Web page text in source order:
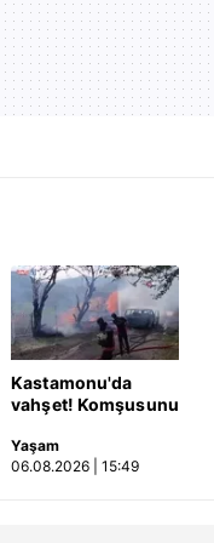
Kastamonu'da
vahşet! Komşusunu
aracını ateşe verdi |
Video
Yaşam
06.08.2026 | 15:49